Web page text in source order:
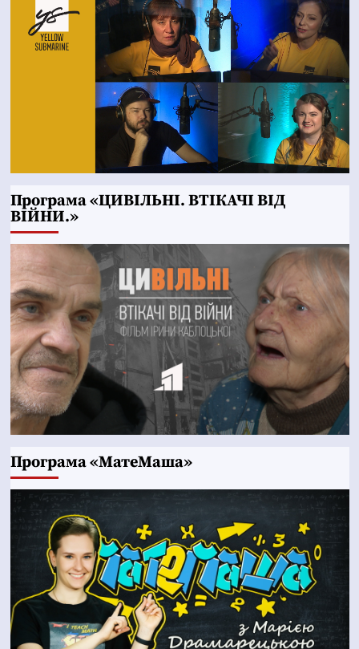
Програма «ЦИВІЛЬНІ. ВТІКАЧІ ВІД
ВІЙНИ.»
Програма «МатеМаша»